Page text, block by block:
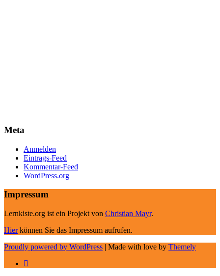
Meta
Anmelden
Eintrags-Feed
Kommentar-Feed
WordPress.org
Impressum
Lernkiste.org ist ein Projekt von Christian Mayr.
Hierkönnen Sie das Impressum aufrufen.
Proudly powered by WordPress | Made with love by Themely